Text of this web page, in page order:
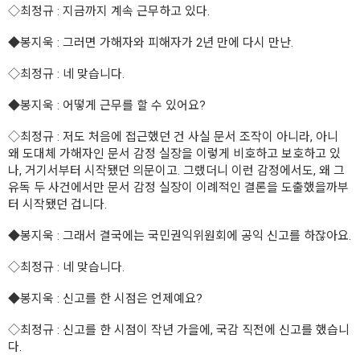
◇최정규 : 지금까지 계속 근무하고 있다.
◆봉지욱 : 그러면 가해자와 피해자가 2년 만에 다시 만난.
◇최정규 : 네 맞습니다.
◆봉지욱 : 어떻게 근무를 할 수 있어요?
◇최정규 : 저도 처음에 접근했던 건 사실 문서 조작이 아니라, 아니
왜 도대체 가해자인 문서 감정 실장을 이렇게 비호하고 보호하고 있
나, 거기서부터 시작됐던 의문이고. 그랬더니 이런 감정에서도, 왜 그
유독 두 사건에서만 문서 감정 실장이 이례적인 결론을 도출했을까부
터 시작됐던 겁니다.
◆봉지욱 : 그래서 결국에는 국민권익위원회에 공익 신고를 하잖아요.
◇최정규 : 네 맞습니다.
◆봉지욱 : 신고를 한 시점은 언제예요?
◇최정규 : 신고를 한 시점이 작년 가을에, 국감 직전에 신고를 했습니
다.